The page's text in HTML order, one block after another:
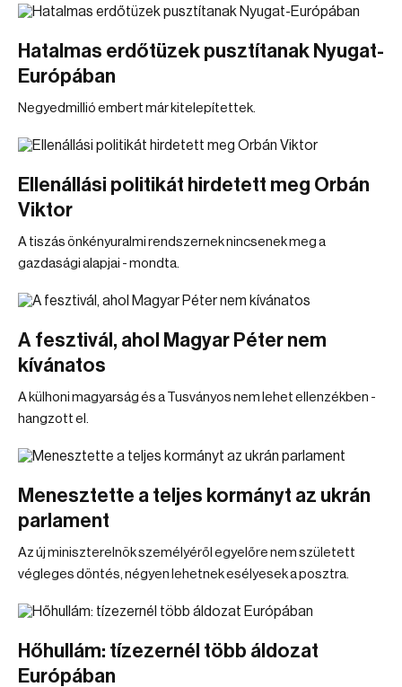
Hatalmas erdőtüzek pusztítanak Nyugat-
Európában
Negyedmillió embert már kitelepítettek.
Ellenállási politikát hirdetett meg Orbán
Viktor
A tiszás önkényuralmi rendszernek nincsenek meg a
gazdasági alapjai - mondta.
A fesztivál, ahol Magyar Péter nem
kívánatos
A külhoni magyarság és a Tusványos nem lehet ellenzékben -
hangzott el.
Menesztette a teljes kormányt az ukrán
parlament
Az új miniszterelnök személyéről egyelőre nem született
végleges döntés, négyen lehetnek esélyesek a posztra.
Hőhullám: tízezernél több áldozat
Európában